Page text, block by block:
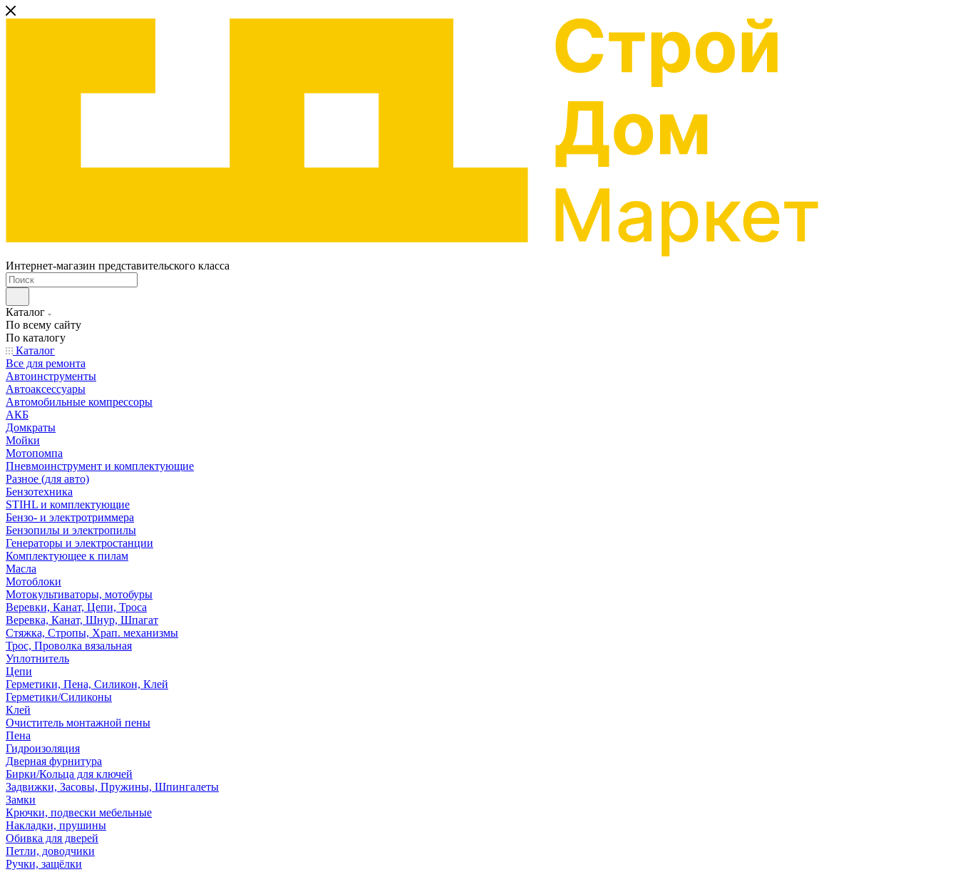
Интернет-магазин представительского класса
Каталог
По всему сайту
По каталогу
Каталог
Все для ремонта
Автоинструменты
Автоаксессуары
Автомобильные компрессоры
АКБ
Домкраты
Мойки
Мотопомпа
Пневмоинструмент и комплектующие
Разное (для авто)
Бензотехника
STIHL и комплектующие
Бензо- и электротриммера
Бензопилы и электропилы
Генераторы и электростанции
Комплектующее к пилам
Масла
Мотоблоки
Мотокультиваторы, мотобуры
Веревки, Канат, Цепи, Троса
Веревка, Канат, Шнур, Шпагат
Стяжка, Стропы, Храп. механизмы
Трос, Проволка вязальная
Уплотнитель
Цепи
Герметики, Пена, Силикон, Клей
Герметики/Силиконы
Клей
Очиститель монтажной пены
Пена
Гидроизоляция
Дверная фурнитура
Бирки/Кольца для ключей
Задвижки, Засовы, Пружины, Шпингалеты
Замки
Крючки, подвески мебельные
Накладки, прушины
Обивка для дверей
Петли, доводчики
Ручки, защёлки